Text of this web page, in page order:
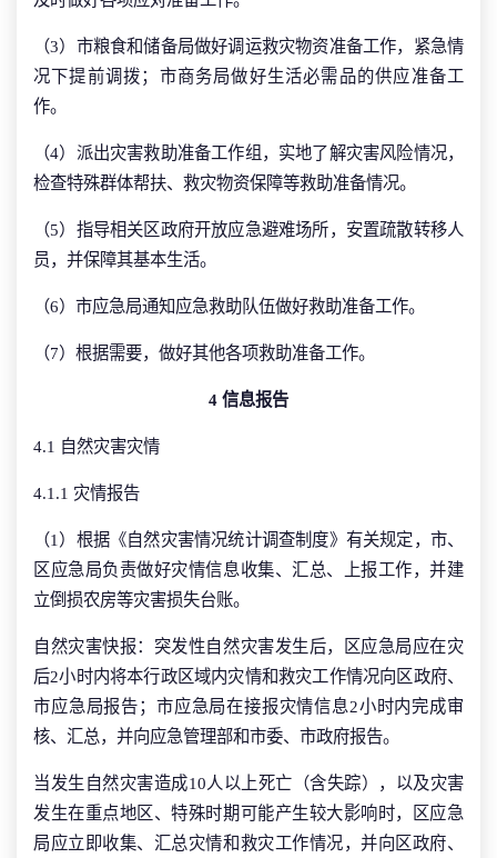
（3）市粮食和储备局做好调运救灾物资准备工作，紧急情
况下提前调拨；市商务局做好生活必需品的供应准备工
作。
（4）派出灾害救助准备工作组，实地了解灾害风险情况，
检查特殊群体帮扶、救灾物资保障等救助准备情况。
（5）指导相关区政府开放应急避难场所，安置疏散转移人
员，并保障其基本生活。
（6）市应急局通知应急救助队伍做好救助准备工作。
（7）根据需要，做好其他各项救助准备工作。
4 信息报告
4.1 自然灾害灾情
4.1.1 灾情报告
（1）根据《自然灾害情况统计调查制度》有关规定，市、
区应急局负责做好灾情信息收集、汇总、上报工作，并建
立倒损农房等灾害损失台账。
自然灾害快报：突发性自然灾害发生后，区应急局应在灾
后2小时内将本行政区域内灾情和救灾工作情况向区政府、
市应急局报告；市应急局在接报灾情信息2小时内完成审
核、汇总，并向应急管理部和市委、市政府报告。
当发生自然灾害造成10人以上死亡（含失踪），以及灾害
发生在重点地区、特殊时期可能产生较大影响时，区应急
局应立即收集、汇总灾情和救灾工作情况，并向区政府、